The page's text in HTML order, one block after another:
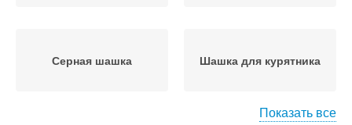
Серная шашка Шашка для курятника
Показать все